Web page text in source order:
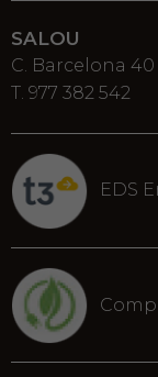
SALOU
C. Barcelona 40
T. 977 382 542
EDS